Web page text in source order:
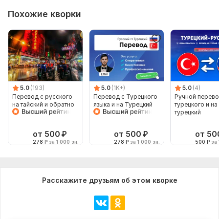
Похожие кворки
5.0 (193)
Перевод с русского
на тайский и обратно
с текста
от 500 ₽
278 ₽ за 1 000 зн.
5.0 (1K+)
Перевод с Турецкого
языка и на Турецкий
язык от носителя
от 500 ₽
278 ₽ за 1 000 зн.
5.0 (4)
Ручной
турецкого и на
турецкий
от
500 ₽ за
Расскажите друзьям об этом кворке